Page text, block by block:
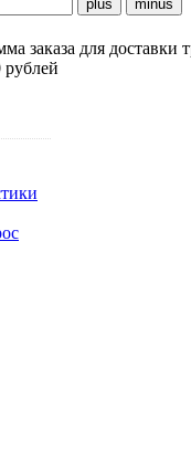
заказа для доставки